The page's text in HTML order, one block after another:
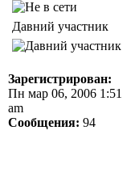
Давний участник
Зарегистрирован:
Пн мар 06, 2006 1:51
am
Сообщения: 94